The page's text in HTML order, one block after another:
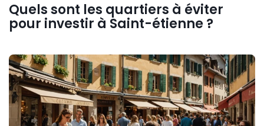
Quels sont les quartiers à éviter
pour investir à Saint-étienne ?